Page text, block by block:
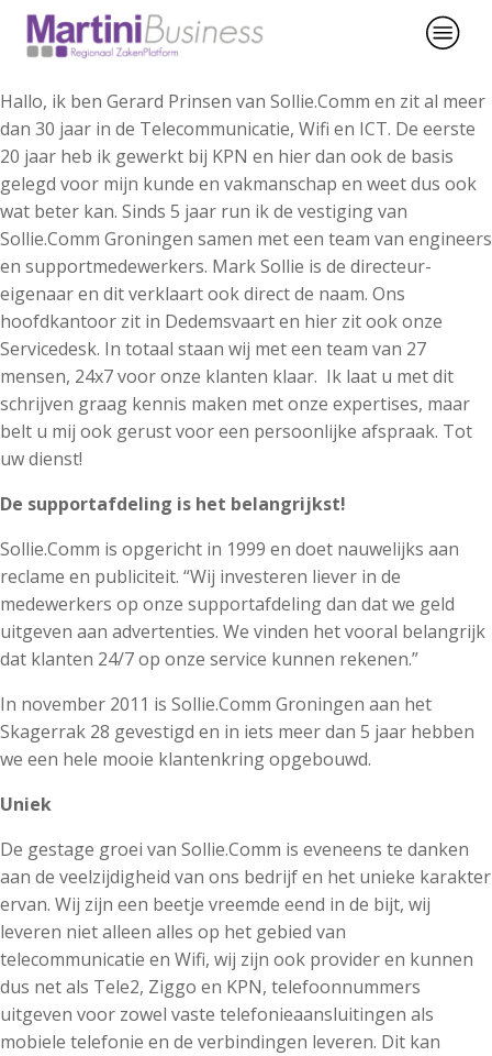
Hallo, ik ben Gerard Prinsen van Sollie.Comm en zit al meer
dan 30 jaar in de Telecommunicatie, Wifi en ICT. De eerste
20 jaar heb ik gewerkt bij KPN en hier dan ook de basis
gelegd voor mijn kunde en vakmanschap en weet dus ook
wat beter kan. Sinds 5 jaar run ik de vestiging van
Sollie.Comm Groningen samen met een team van engineers
en supportmedewerkers. Mark Sollie is de directeur-
eigenaar en dit verklaart ook direct de naam. Ons
hoofdkantoor zit in Dedemsvaart en hier zit ook onze
Servicedesk. In totaal staan wij met een team van 27
mensen, 24x7 voor onze klanten klaar. Ik laat u met dit
schrijven graag kennis maken met onze expertises, maar
belt u mij ook gerust voor een persoonlijke afspraak. Tot
uw dienst!
De supportafdeling is het belangrijkst!
Sollie.Comm is opgericht in 1999 en doet nauwelijks aan
reclame en publiciteit. “Wij investeren liever in de
medewerkers op onze supportafdeling dan dat we geld
uitgeven aan advertenties. We vinden het vooral belangrijk
dat klanten 24/7 op onze service kunnen rekenen.”
In november 2011 is Sollie.Comm Groningen aan het
Skagerrak 28 gevestigd en in iets meer dan 5 jaar hebben
we een hele mooie klantenkring opgebouwd.
Uniek
De gestage groei van Sollie.Comm is eveneens te danken
aan de veelzijdigheid van ons bedrijf en het unieke karakter
ervan. Wij zijn een beetje vreemde eend in de bijt, wij
leveren niet alleen alles op het gebied van
telecommunicatie en Wifi, wij zijn ook provider en kunnen
dus net als Tele2, Ziggo en KPN, telefoonnummers
uitgeven voor zowel vaste telefonieaansluitingen als
mobiele telefonie en de verbindingen leveren. Dit kan